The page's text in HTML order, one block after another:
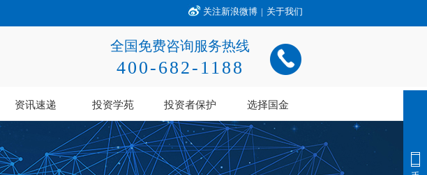
关注新浪微博 | 关于我们
全国免费咨询服务热线
400-682-1188
资讯速递 投资学苑 投资者保护 选择国金